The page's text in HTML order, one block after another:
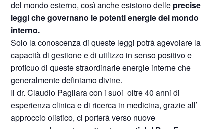
del mondo esterno, così anche esistono delle precise
leggi che governano le potenti energie del mondo
interno.
Solo la conoscenza di queste leggi potrà agevolare la
capacità di gestione e di utilizzo in senso positivo e
proficuo di queste straordinarie energie interne che
generalmente definiamo divine.
Il dr. Claudio Pagliara con i suoi oltre 40 anni di
esperienza clinica e di ricerca in medicina, grazie all’
approccio olistico, ci porterà verso nuove